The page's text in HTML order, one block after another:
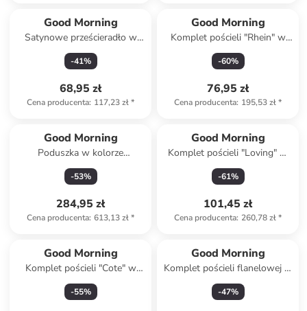
Good Morning
Satynowe prześcieradło w
kolorze oliwkowym na gumce
-41%
68,95 zł
Cena producenta: 117,23 zł*
Good Morning
Komplet pościeli "Rhein" w
kolorze niebiesko-
jasnoróżowym
-60%
76,95 zł
Cena producenta: 195,53 zł*
Good Morning
Poduszka w kolorze
kremowym
-53%
284,95 zł
Cena producenta: 613,13 zł*
Good Morning
Komplet pościeli "Loving" w
kolorze zielonym
-61%
101,45 zł
Cena producenta: 260,78 zł*
Good Morning
Komplet pościeli "Cote" w
kolorze beżowym
-55%
Good Morning
Komplet pościeli flanelowej w
kolorze niebieskim
-47%